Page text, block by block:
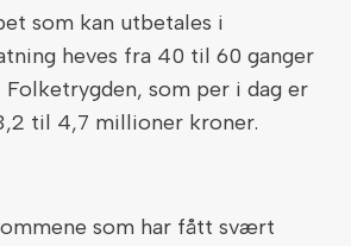
som kan utbetales i
heves fra 40 til 60 ganger
som per i dag er
til 4,7 millioner kroner.
som har fått svært